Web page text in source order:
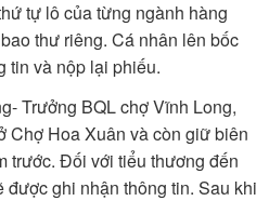
tự lô của từng ngành hàng
thư riêng. Cá nhân lên bốc
tin và nộp lại phiếu.
Trưởng BQL chợ Vĩnh Long,
Chợ Hoa Xuân và còn giữ biên
trước. Đối với tiểu thương đến
được ghi nhận thông tin. Sau khi